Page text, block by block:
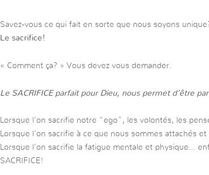
Savez-vous ce qui fait en sorte que nous soyons
Le sacrifice!
« Comment ça? » Vous devez vous demander.
Le SACRIFICE parfait pour Dieu, nous permet d’être
Lorsque l’on sacrifie notre “ego”, les volontés, les
Lorsque l’on sacrifie à ce que nous sommes attachés
Lorsque l’on sacrifie la fatigue mentale et physique…
SACRIFICE!